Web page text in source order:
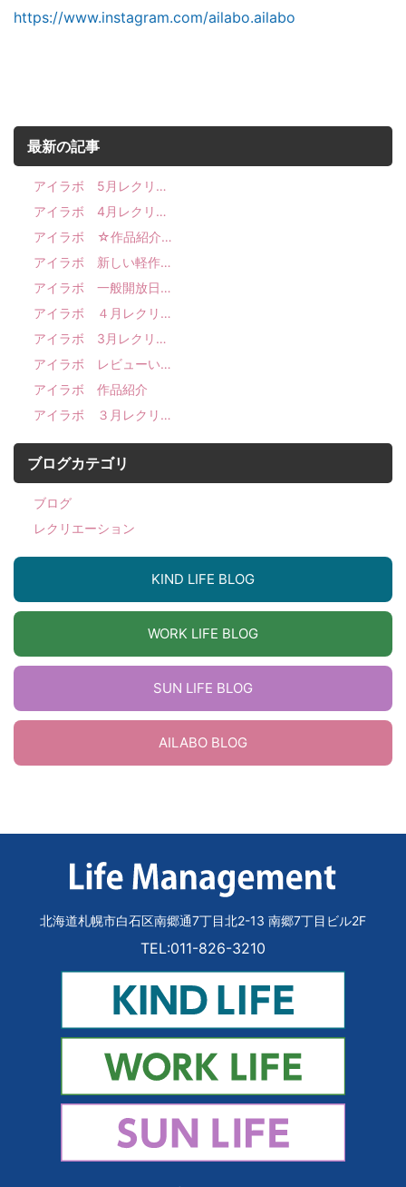
https://www.instagram.com/ailabo.ailabo
最新の記事
アイラボ 5月レクリ…
アイラボ 4月レクリ…
アイラボ ☆作品紹介…
アイラボ 新しい軽作…
アイラボ 一般開放日…
アイラボ ４月レクリ…
アイラボ 3月レクリ…
アイラボ レビューい…
アイラボ 作品紹介
アイラボ ３月レクリ…
ブログカテゴリ
ブログ
レクリエーション
KIND LIFE BLOG
WORK LIFE BLOG
SUN LIFE BLOG
AILABO BLOG
北海道札幌市白石区南郷通7丁目北2-13 南郷7丁目ビル2F
TEL:011-826-3210